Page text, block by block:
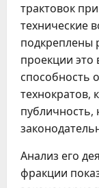
трактовок
технические
подкреплены
проекции это
способность
технократов,
публичность,
Анализ его
фракции